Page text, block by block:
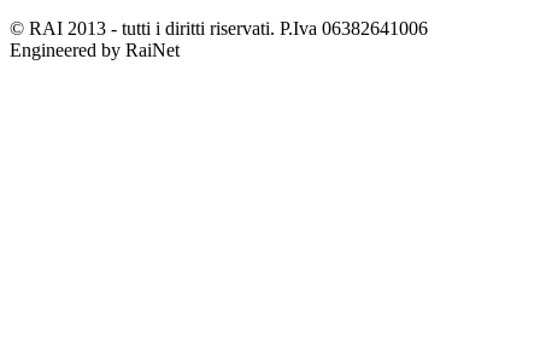
© RAI 2013 - tutti i diritti riservati. P.Iva 06382641006
Engineered by RaiNet